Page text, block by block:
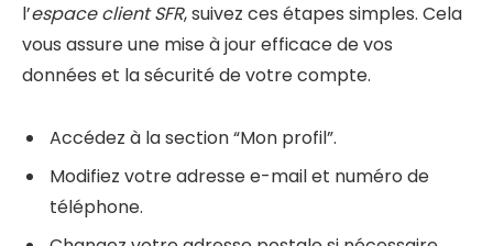
l’espace client SFR, suivez ces étapes simples. Cela
vous assure une mise à jour efficace de vos
données et la sécurité de votre compte.
Accédez à la section “Mon profil”.
Modifiez votre adresse e-mail et numéro de
téléphone.